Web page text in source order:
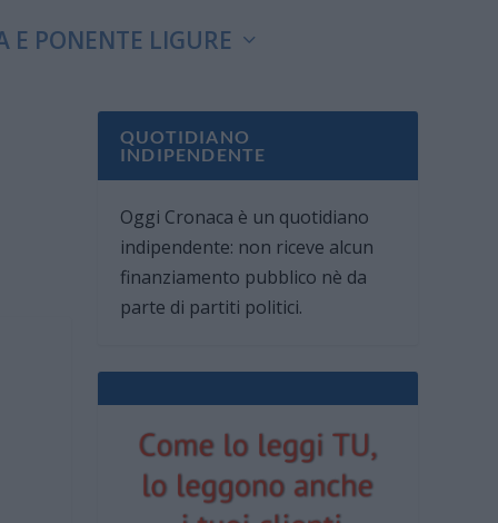
PONENTE LIGURE
QUOTIDIANO
INDIPENDENTE
Oggi Cronaca è un quotidiano
indipendente: non riceve alcun
finanziamento pubblico nè da
parte di partiti politici.